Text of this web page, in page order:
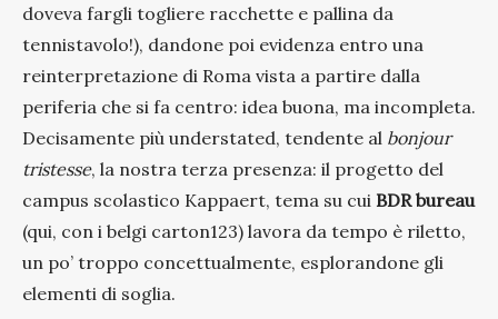
doveva fargli togliere racchette e pallina da
tennistavolo!), dandone poi evidenza entro una
reinterpretazione di Roma vista a partire dalla
periferia che si fa centro: idea buona, ma incompleta.
Decisamente più understated, tendente al bonjour
tristesse, la nostra terza presenza: il progetto del
campus scolastico Kappaert, tema su cui BDR bureau
(qui, con i belgi carton123) lavora da tempo è riletto,
un po’ troppo concettualmente, esplorandone gli
elementi di soglia.